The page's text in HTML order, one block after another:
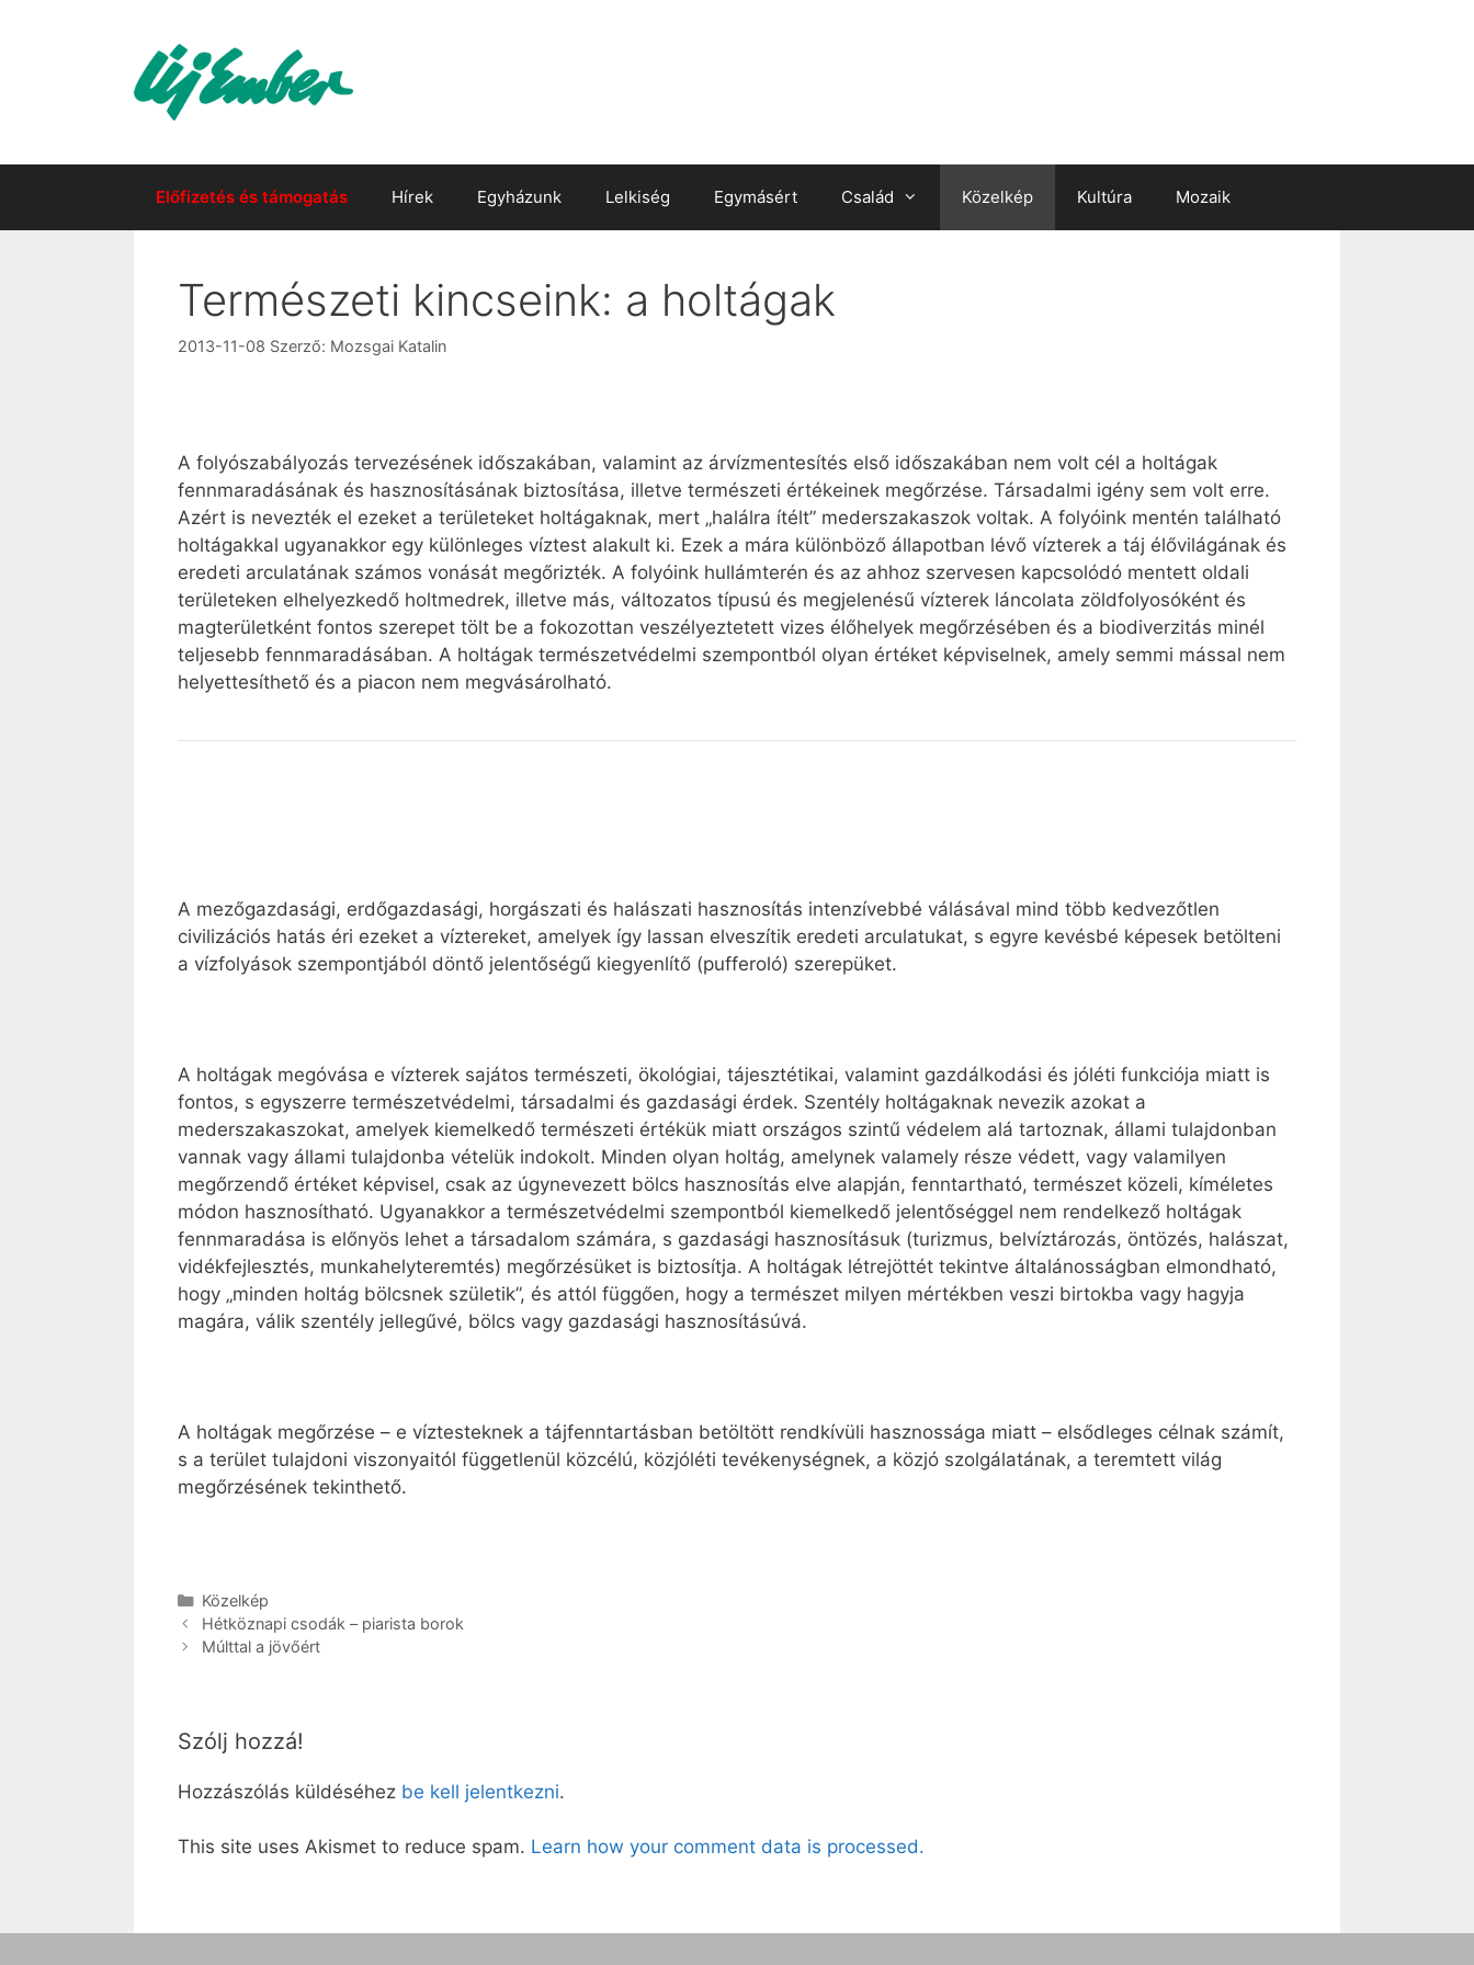
Előfizetés és támogatás Hírek Egyházunk Lelkiség Egymásért Család Közelkép Kultúra Mozaik
Természeti kincseink: a holtágak
2013-11-08 Szerző: Mozsgai Katalin
A folyószabályozás tervezésének időszakában, valamint az árvízmentesítés első időszakában nem volt cél a holtágak
fennmaradásának és hasznosításának biztosítása, illetve természeti értékeinek megőrzése. Társadalmi igény sem volt erre.
Azért is nevezték el ezeket a területeket holtágaknak, mert „halálra ítélt” mederszakaszok voltak. A folyóink mentén található
holtágakkal ugyanakkor egy különleges víztest alakult ki. Ezek a mára különböző állapotban lévő vízterek a táj élővilágának és
eredeti arculatának számos vonását megőrizték. A folyóink hullámterén és az ahhoz szervesen kapcsolódó mentett oldali
területeken elhelyezkedő holtmedrek, illetve más, változatos típusú és megjelenésű vízterek láncolata zöldfolyosóként és
magterületként fontos szerepet tölt be a fokozottan veszélyeztetett vizes élőhelyek megőrzésében és a biodiverzitás minél
teljesebb fennmaradásában. A holtágak természetvédelmi szempontból olyan értéket képviselnek, amely semmi mással nem
helyettesíthető és a piacon nem megvásárolható.
A mezőgazdasági, erdőgazdasági, horgászati és halászati hasznosítás intenzívebbé válásával mind több kedvezőtlen
civilizációs hatás éri ezeket a víztereket, amelyek így lassan elveszítik eredeti arculatukat, s egyre kevésbé képesek betölteni
a vízfolyások szempontjából döntő jelentőségű kiegyenlítő (pufferoló) szerepüket.
A holtágak megóvása e vízterek sajátos természeti, ökológiai, tájesztétikai, valamint gazdálkodási és jóléti funkciója miatt is
fontos, s egyszerre természetvédelmi, társadalmi és gazdasági érdek. Szentély holtágaknak nevezik azokat a
mederszakaszokat, amelyek kiemelkedő természeti értékük miatt országos szintű védelem alá tartoznak, állami tulajdonban
vannak vagy állami tulajdonba vételük indokolt. Minden olyan holtág, amelynek valamely része védett, vagy valamilyen
megőrzendő értéket képvisel, csak az úgynevezett bölcs hasznosítás elve alapján, fenntartható, természet közeli, kíméletes
módon hasznosítható. Ugyanakkor a természetvédelmi szempontból kiemelkedő jelentőséggel nem rendelkező holtágak
fennmaradása is előnyös lehet a társadalom számára, s gazdasági hasznosításuk (turizmus, belvíztározás, öntözés, halászat,
vidékfejlesztés, munkahelyteremtés) megőrzésüket is biztosítja. A holtágak létrejöttét tekintve általánosságban elmondható,
hogy „minden holtág bölcsnek születik”, és attól függően, hogy a természet milyen mértékben veszi birtokba vagy hagyja
magára, válik szentély jellegűvé, bölcs vagy gazdasági hasznosításúvá.
A holtágak megőrzése – e víztesteknek a tájfenntartásban betöltött rendkívüli hasznossága miatt – elsődleges célnak számít,
s a terület tulajdoni viszonyaitól függetlenül közcélú, közjóléti tevékenységnek, a közjó szolgálatának, a teremtett világ
megőrzésének tekinthető.
Kategória
Közelkép
Hétköznapi csodák – piarista borok
Múlttal a jövőért
Szólj hozzá!
Hozzászólás küldéséhez be kell jelentkezni.
This site uses Akismet to reduce spam. Learn how your comment data is processed.